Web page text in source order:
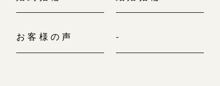
お客様の声 -